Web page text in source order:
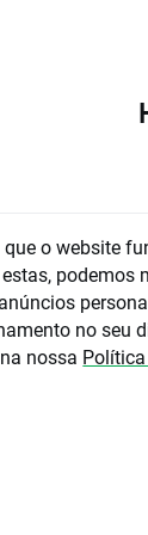
o website
no seu
nossa